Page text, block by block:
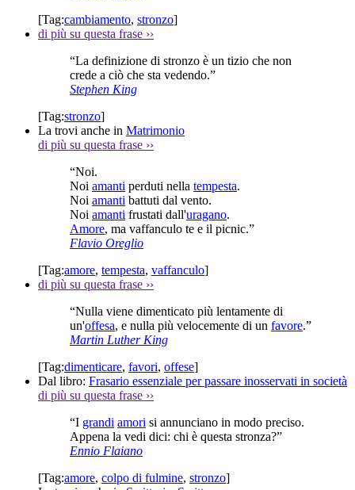
[Tag:cambiamento, stronzo]
di più su questa frase ››
“La definizione di stronzo è un tizio che non
crede a ciò che sta vedendo.”
Stephen King
[Tag:stronzo]
La trovi anche in Matrimonio
di più su questa frase ››
“Noi.
Noi amanti perduti nella tempesta.
Noi amanti battuti dal vento.
Noi amanti frustati dall'uragano.
Amore, ma vaffanculo te e il picnic.”
Flavio Oreglio
[Tag:amore, tempesta, vaffanculo]
di più su questa frase ››
“Nulla viene dimenticato più lentamente di
un'offesa, e nulla più velocemente di un favore.”
Martin Luther King
[Tag:dimenticare, favori, offese]
Dal libro: Frasario essenziale per passare inosservati in società
di più su questa frase ››
“I grandi amori si annunciano in modo preciso.
Appena la vedi dici: chi è questa stronza?”
Ennio Flaiano
[Tag:amore, colpo di fulmine, stronzo]